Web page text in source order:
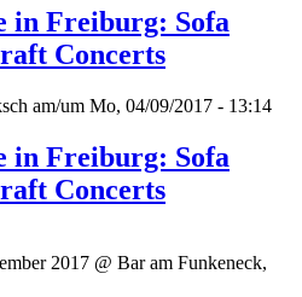
in Freiburg: Sofa
Concerts
am/um Mo, 04/09/2017 - 13:14
in Freiburg: Sofa
Concerts
2017 @ Bar am Funkeneck,